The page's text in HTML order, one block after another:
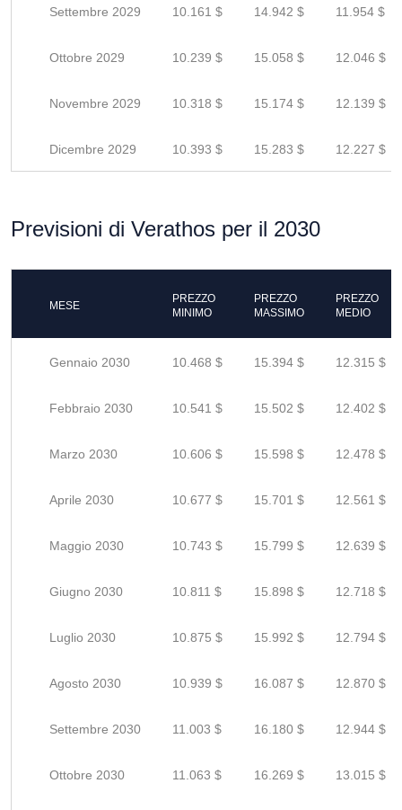
Settembre 2029 10.161 $ 14.942 $ 11.954 $
Ottobre 2029 10.239 $ 15.058 $ 12.046 $
Novembre 2029 10.318 $ 15.174 $ 12.139 $
Dicembre 2029 10.393 $ 15.283 $ 12.227 $
Previsioni di Verathos per il 2030
MESE
PREZZO
MINIMO
PREZZO
MASSIMO
PREZZO
MEDIO
Gennaio 2030 10.468 $ 15.394 $ 12.315 $
Febbraio 2030 10.541 $ 15.502 $ 12.402 $
Marzo 2030 10.606 $ 15.598 $ 12.478 $
Aprile 2030 10.677 $ 15.701 $ 12.561 $
Maggio 2030 10.743 $ 15.799 $ 12.639 $
Giugno 2030 10.811 $ 15.898 $ 12.718 $
Luglio 2030 10.875 $ 15.992 $ 12.794 $
Agosto 2030 10.939 $ 16.087 $ 12.870 $
Settembre 2030 11.003 $ 16.180 $ 12.944 $
Ottobre 2030 11.063 $ 16.269 $ 13.015 $